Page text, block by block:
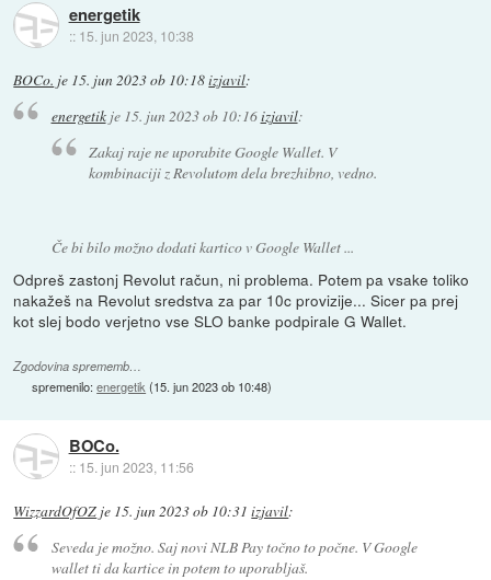
energetik
:: 15. jun 2023, 10:38
BOCo. je 15. jun 2023 ob 10:18izjavil:
energetikje 15. jun 2023 ob 10:16izjavil:
Zakaj raje ne uporabite Google Wallet. V
kombinaciji z Revolutom dela brezhibno, vedno.
Če bi bilo možno dodati kartico v Google Wallet ...
Odpreš zastonj Revolut račun, ni problema. Potem pa vsake toliko
nakažeš na Revolut sredstva za par 10c provizije... Sicer pa prej
kot slej bodo verjetno vse SLO banke podpirale G Wallet.
Zgodovina sprememb…
spremenilo:energetik (15. jun 2023 ob 10:48)
BOCo.
:: 15. jun 2023, 11:56
WizzardOfOZ je 15. jun 2023 ob 10:31 izjavil:
Seveda je možno. Saj novi NLB Pay točno to počne. V Google
wallet ti da kartice in potem to uporabljaš.